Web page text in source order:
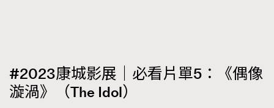
#2023康城影展｜必看片單5：《偶像
漩渦》（The Idol）